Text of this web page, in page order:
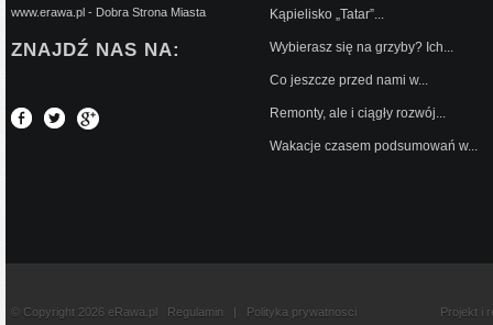
www.erawa.pl - Dobra Strona Miasta
ZNAJDŹ NAS NA:
Kąpielisko „Tatar”...
Wybierasz się na grzyby? Ich...
Co jeszcze przed nami w...
Remonty, ale i ciągły rozwój...
Wakacje czasem podsumowań w...
© Copyright 2026 eRawa.pl Regulamin | Polityka prywatnosci Projekt i